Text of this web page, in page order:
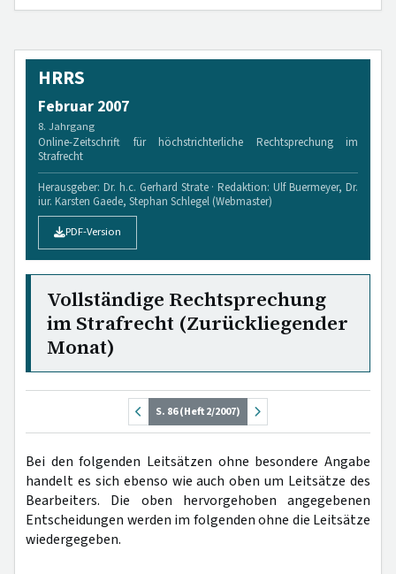
HRRS
Februar 2007
8. Jahrgang
Online-Zeitschrift für höchstrichterliche Rechtsprechung im
Strafrecht
Herausgeber: Dr. h.c. Gerhard Strate · Redaktion: Ulf Buermeyer, Dr.
iur. Karsten Gaede, Stephan Schlegel (Webmaster)
PDF-Version
Vollständige Rechtsprechung
im Strafrecht (Zurückliegender
Monat)
S. 86 (Heft 2/2007)
Bei den folgenden Leitsätzen ohne besondere Angabe
handelt es sich ebenso wie auch oben um Leitsätze des
Bearbeiters. Die oben hervorgehoben angegebenen
Entscheidungen werden im folgenden ohne die Leitsätze
wiedergegeben.